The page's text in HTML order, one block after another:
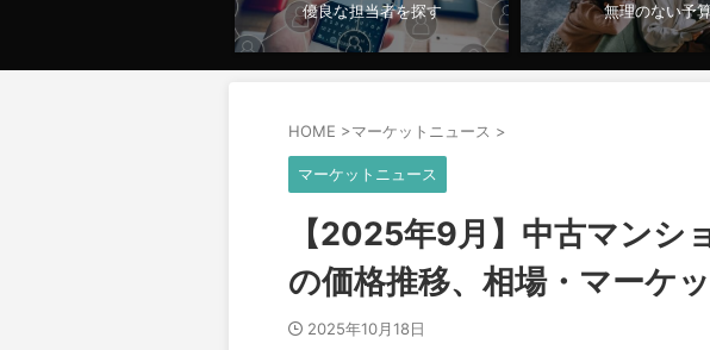
優良な担当者を探す 無理のない予
HOME >マーケットニュース >
マーケットニュース
【2025年9月】中古マンシ
の価格推移、相場・マーケ
2025年10月18日